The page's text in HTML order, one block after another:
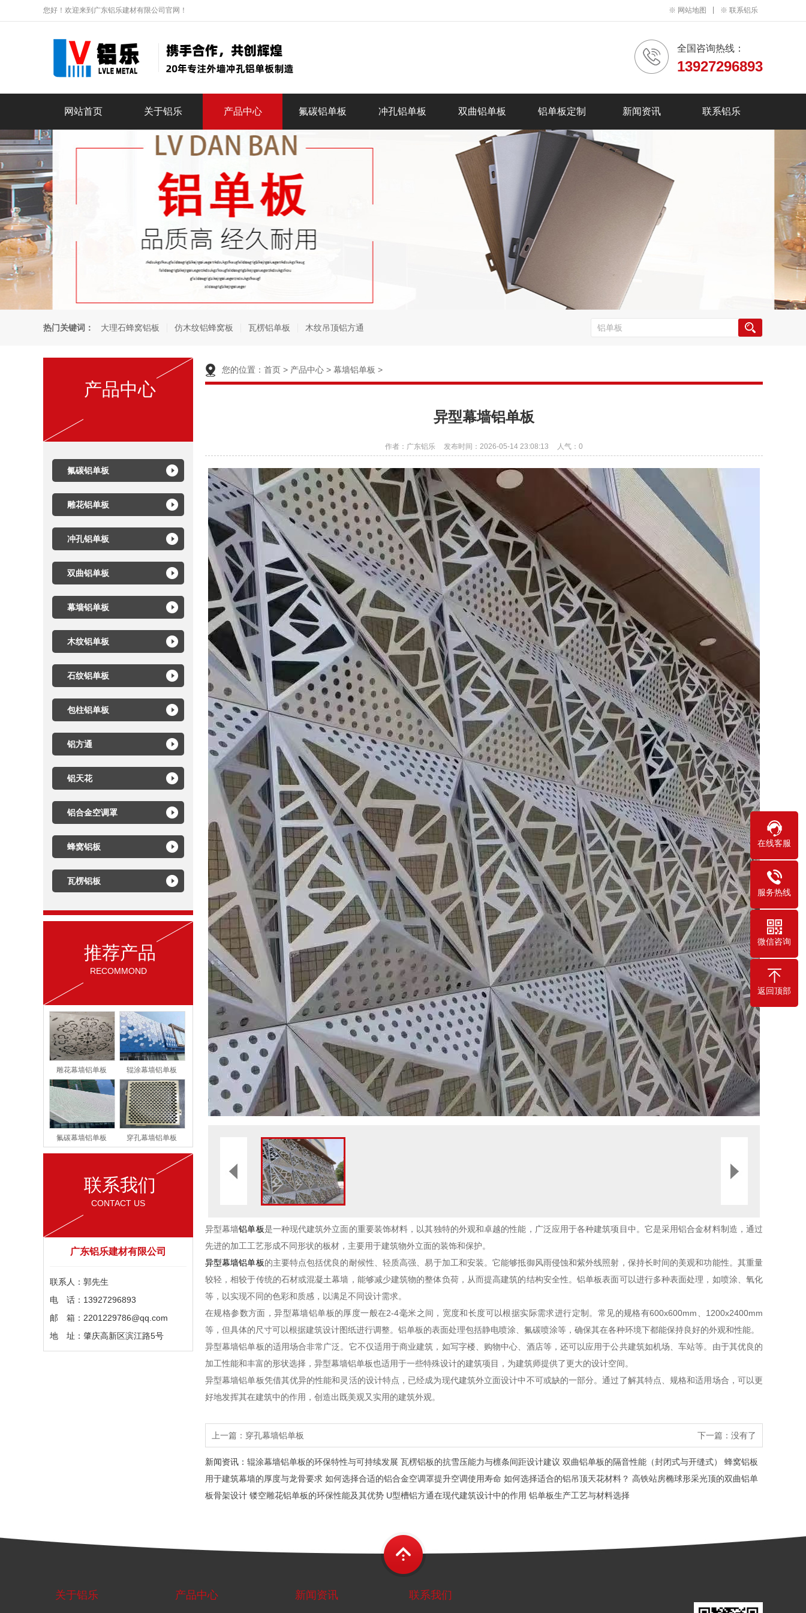
您好！欢迎来到广东铝乐建材有限公司官网！ ※ 网站地图 ※ 联系铝乐
全国咨询热线：
13927296893
网站首页 关于铝乐 产品中心 氟碳铝单板 冲孔铝单板 双曲铝单板 铝单板定制 新闻资讯 联系铝乐
热门关键词： 大理石蜂窝铝板 仿木纹铝蜂窝板 瓦楞铝单板 木纹吊顶铝方通
产品中心
氟碳铝单板
雕花铝单板
冲孔铝单板
双曲铝单板
幕墙铝单板
木纹铝单板
石纹铝单板
包柱铝单板
铝方通
铝天花
铝合金空调罩
蜂窝铝板
瓦楞铝板
推荐产品
RECOMMOND
雕花幕墙铝单板 辊涂幕墙铝单板
氟碳幕墙铝单板 穿孔幕墙铝单板
联系我们
CONTACT US
广东铝乐建材有限公司
联系人：郭先生
电 话：13927296893
邮 箱：2201229786@qq.com
地 址：肇庆高新区滨江路5号
您的位置： 首页 > 产品中心 > 幕墙铝单板 >
异型幕墙铝单板
作者：广东铝乐 发布时间：2026-05-14 23:08:13 人气： 0
异型幕墙铝单板是一种现代建筑外立面的重要装饰材料，以其独特的外观和卓越的性能，广泛应用于各种建筑项目中。它是采用铝合金材料制造，通过
先进的加工工艺形成不同形状的板材，主要用于建筑物外立面的装饰和保护。
异型幕墙铝单板的主要特点包括优良的耐候性、轻质高强、易于加工和安装。它能够抵御风雨侵蚀和紫外线照射，保持长时间的美观和功能性。其重量
较轻，相较于传统的石材或混凝土幕墙，能够减少建筑物的整体负荷，从而提高建筑的结构安全性。铝单板表面可以进行多种表面处理，如喷涂、氧化
等，以实现不同的色彩和质感，以满足不同设计需求。
在规格参数方面，异型幕墙铝单板的厚度一般在2-4毫米之间，宽度和长度可以根据实际需求进行定制。常见的规格有600x600mm、1200x2400mm
等，但具体的尺寸可以根据建筑设计图纸进行调整。铝单板的表面处理包括静电喷涂、氟碳喷涂等，确保其在各种环境下都能保持良好的外观和性能。
异型幕墙铝单板的适用场合非常广泛。它不仅适用于商业建筑，如写字楼、购物中心、酒店等，还可以应用于公共建筑如机场、车站等。由于其优良的
加工性能和丰富的形状选择，异型幕墙铝单板也适用于一些特殊设计的建筑项目，为建筑师提供了更大的设计空间。
异型幕墙铝单板凭借其优异的性能和灵活的设计特点，已经成为现代建筑外立面设计中不可或缺的一部分。通过了解其特点、规格和适用场合，可以更
好地发挥其在建筑中的作用，创造出既美观又实用的建筑外观。
上一篇： 穿孔幕墙铝单板 下一篇：没有了
新闻资讯： 辊涂幕墙铝单板的环保特性与可持续发展 瓦楞铝板的抗雪压能力与檩条间距设计建议 双曲铝单板的隔音性能（封闭式与开缝式）
蜂窝铝板
用于建筑幕墙的厚度与龙骨要求 如何选择合适的铝合金空调罩提升空调使用寿命 如何选择适合的铝吊顶天花材料？ 高铁站房椭球形采光顶的双曲铝单
板骨架设计 镂空雕花铝单板的环保性能及其优势 U型槽铝方通在现代建筑设计中的作用 铝单板生产工艺与材料选择
关于铝乐 产品中心 新闻资讯 联系我们
在线客服
服务热线
微信咨询
返回顶部